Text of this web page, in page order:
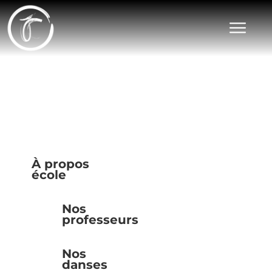
ÉCOLE
DE DANSE
À propos
école
Nos
professeurs
Nos
danses